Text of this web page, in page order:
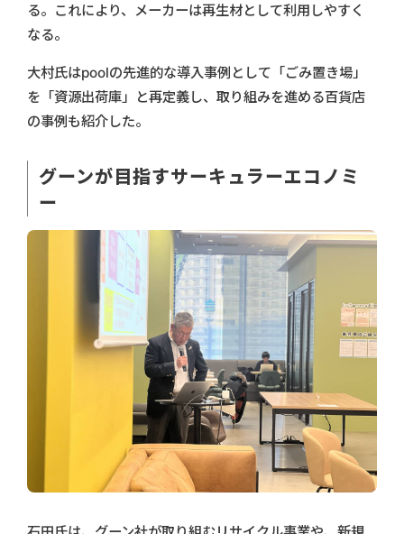
る。これにより、メーカーは再生材として利用しやすく
なる。
大村氏はpoolの先進的な導入事例として「ごみ置き場」
を「資源出荷庫」と再定義し、取り組みを進める百貨店
の事例も紹介した。
グーンが目指すサーキュラーエコノミ
ー